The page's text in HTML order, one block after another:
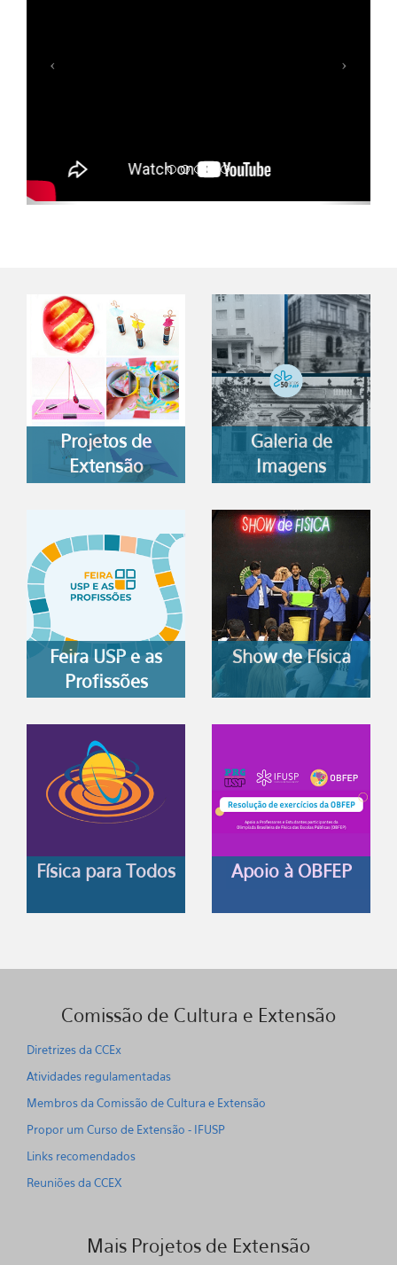
Projetos de
Extensão
Galeria de
Imagens
Feira USP e as
Profissões
Show de Física
Física para Todos Apoio à OBFEP
Comissão de Cultura e Extensão
Diretrizes da CCEx
Atividades regulamentadas
Membros da Comissão de Cultura e Extensão
Propor um Curso de Extensão - IFUSP
Links recomendados
Reuniões da CCEX
Mais Projetos de Extensão